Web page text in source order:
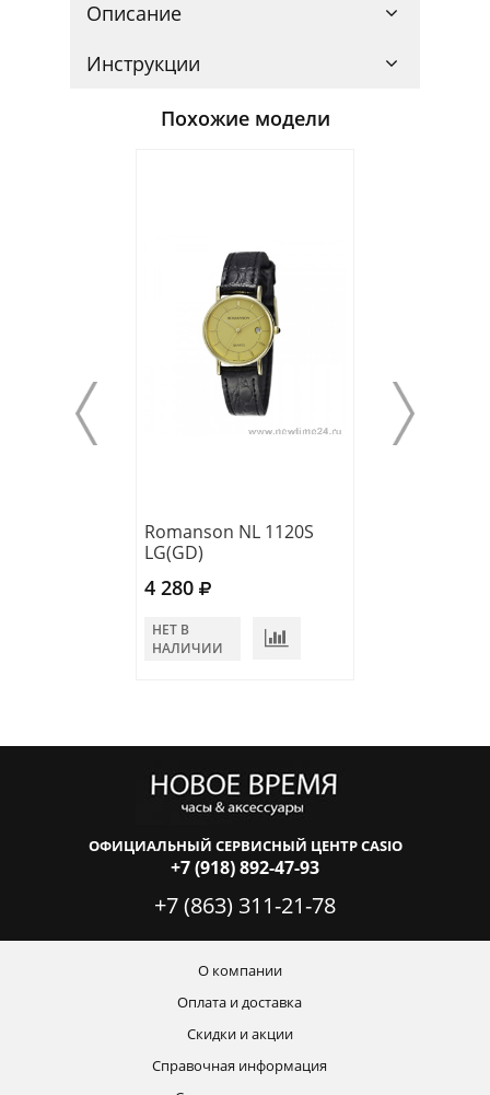
Описание
Инструкции
Похожие модели
Romanson NL 1120S
LG(GD)
4 280
НЕТ В
НАЛИЧИИ
ОФИЦИАЛЬНЫЙ СЕРВИСНЫЙ ЦЕНТР CASIO
+7 (918) 892-47-93
+7 (863) 311-21-78
О компании
Оплата и доставка
Скидки и акции
Справочная информация